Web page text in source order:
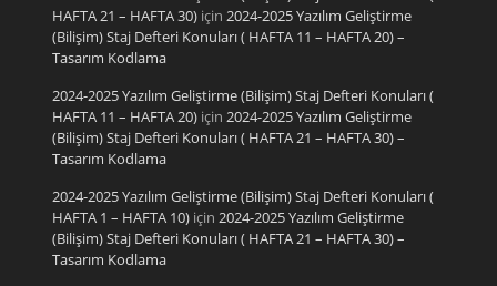
HAFTA 21 – HAFTA 30)için 2024-2025 Yazılım Geliştirme
(Bilişim) Staj Defteri Konuları ( HAFTA 11 – HAFTA 20) –
Tasarım Kodlama
2024-2025 Yazılım Geliştirme (Bilişim) Staj Defteri Konuları (
HAFTA 11 – HAFTA 20)için 2024-2025 Yazılım Geliştirme
(Bilişim) Staj Defteri Konuları ( HAFTA 21 – HAFTA 30) –
Tasarım Kodlama
2024-2025 Yazılım Geliştirme (Bilişim) Staj Defteri Konuları (
HAFTA 1 – HAFTA 10)için 2024-2025 Yazılım Geliştirme
(Bilişim) Staj Defteri Konuları ( HAFTA 21 – HAFTA 30) –
Tasarım Kodlama